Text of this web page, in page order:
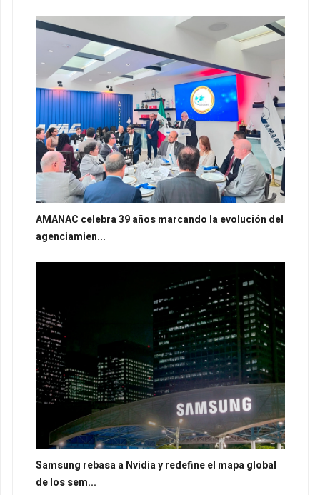
AMANAC celebra 39 años marcando la evolución del
agenciamien...
Samsung rebasa a Nvidia y redefine el mapa global
de los sem...